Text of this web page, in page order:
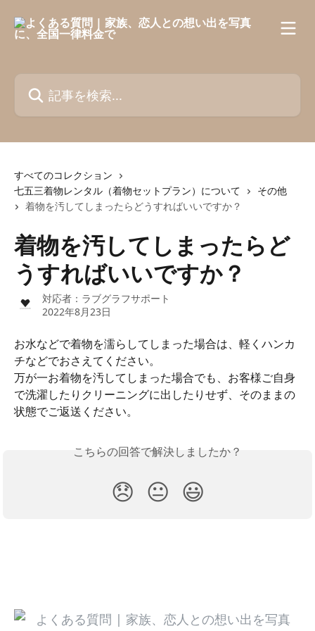
すべてのコレクション
七五三着物レンタル（着物セットプラン）について
その他
着物を汚してしまったらどうすればいいですか？
着物を汚してしまったらど
うすればいいですか？
対応者： ラブグラフサポート
2022年8月23日
お水などで着物を濡らしてしまった場合は、軽くハンカ
チなどでおさえてください。
万が一お着物を汚してしまった場合でも、お客様ご自身
で洗濯したりクリーニングに出したりせず、そのままの
状態でご返送ください。
こちらの回答で解決しましたか？
😞 😐 😃